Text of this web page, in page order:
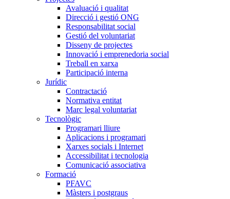
Avaluació i qualitat
Direcció i gestió ONG
Responsabilitat social
Gestió del voluntariat
Disseny de projectes
Innovació i emprenedoria social
Treball en xarxa
Participació interna
Jurídic
Contractació
Normativa entitat
Marc legal voluntariat
Tecnològic
Programari lliure
Aplicacions i programari
Xarxes socials i Internet
Accessibilitat i tecnologia
Comunicació associativa
Formació
PFAVC
Màsters i postgraus